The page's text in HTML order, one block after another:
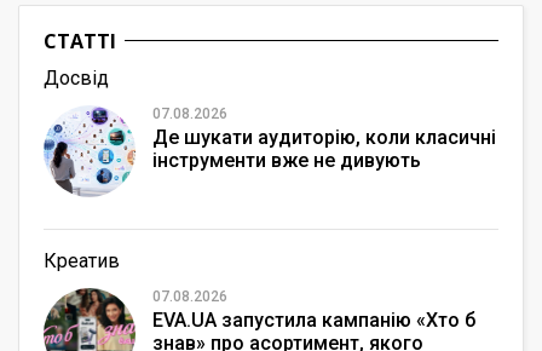
СТАТТІ
Досвід
07.08.2026
Де шукати аудиторію, коли класичні
інструменти вже не дивують
Креатив
07.08.2026
EVA.UA запустила кампанію «Хто б
знав» про асортимент, якого